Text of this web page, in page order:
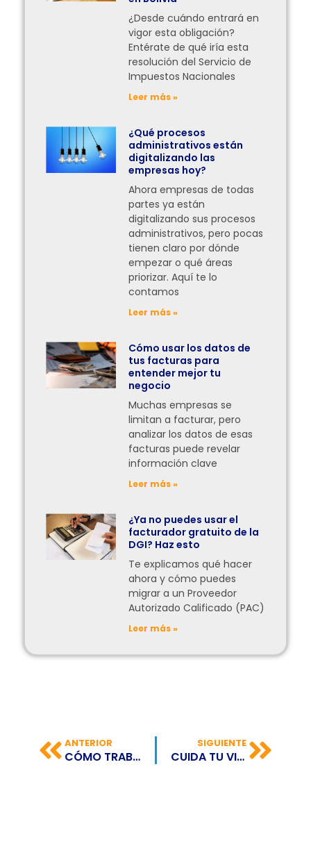
¿Desde cuándo entrará en
vigor esta obligación?
Entérate de qué iría esta
resolución del Servicio de
Impuestos Nacionales
Leer más »
¿Qué procesos
administrativos están
digitalizando las
empresas hoy?
Ahora empresas de todas
partes ya están
digitalizando sus procesos
administrativos, pero pocas
tienen claro por dónde
empezar o qué áreas
priorizar. Aquí te lo
contamos
Leer más »
Cómo usar los datos de
tus facturas para
entender mejor tu
negocio
Muchas empresas se
limitan a facturar, pero
analizar los datos de esas
facturas puede revelar
información clave
Leer más »
¿Ya no puedes usar el
facturador gratuito de la
DGI? Haz esto
Te explicamos qué hacer
ahora y cómo puedes
migrar a un Proveedor
Autorizado Calificado (PAC)
Leer más »
ANTERIOR
CÓMO TRABAJAR DE FORMA SANA GRACIAS A LA INTELIGENCIA EMOCIONAL
SIGUIENTE
CUIDA TU VISIÓN CON ESTOS 10 CONSEJOS